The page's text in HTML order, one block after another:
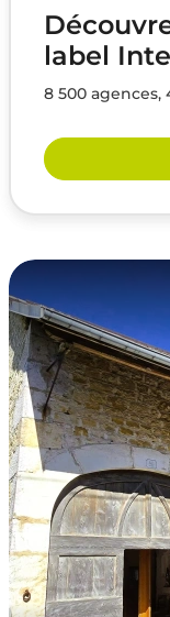
label
8 500 agences,